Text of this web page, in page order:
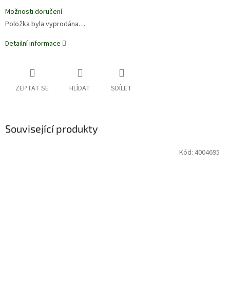
Možnosti doručení
Položka byla vyprodána…
Detailní informace
ZEPTAT SE HLÍDAT SDÍLET
Související produkty
Kód: 4004695